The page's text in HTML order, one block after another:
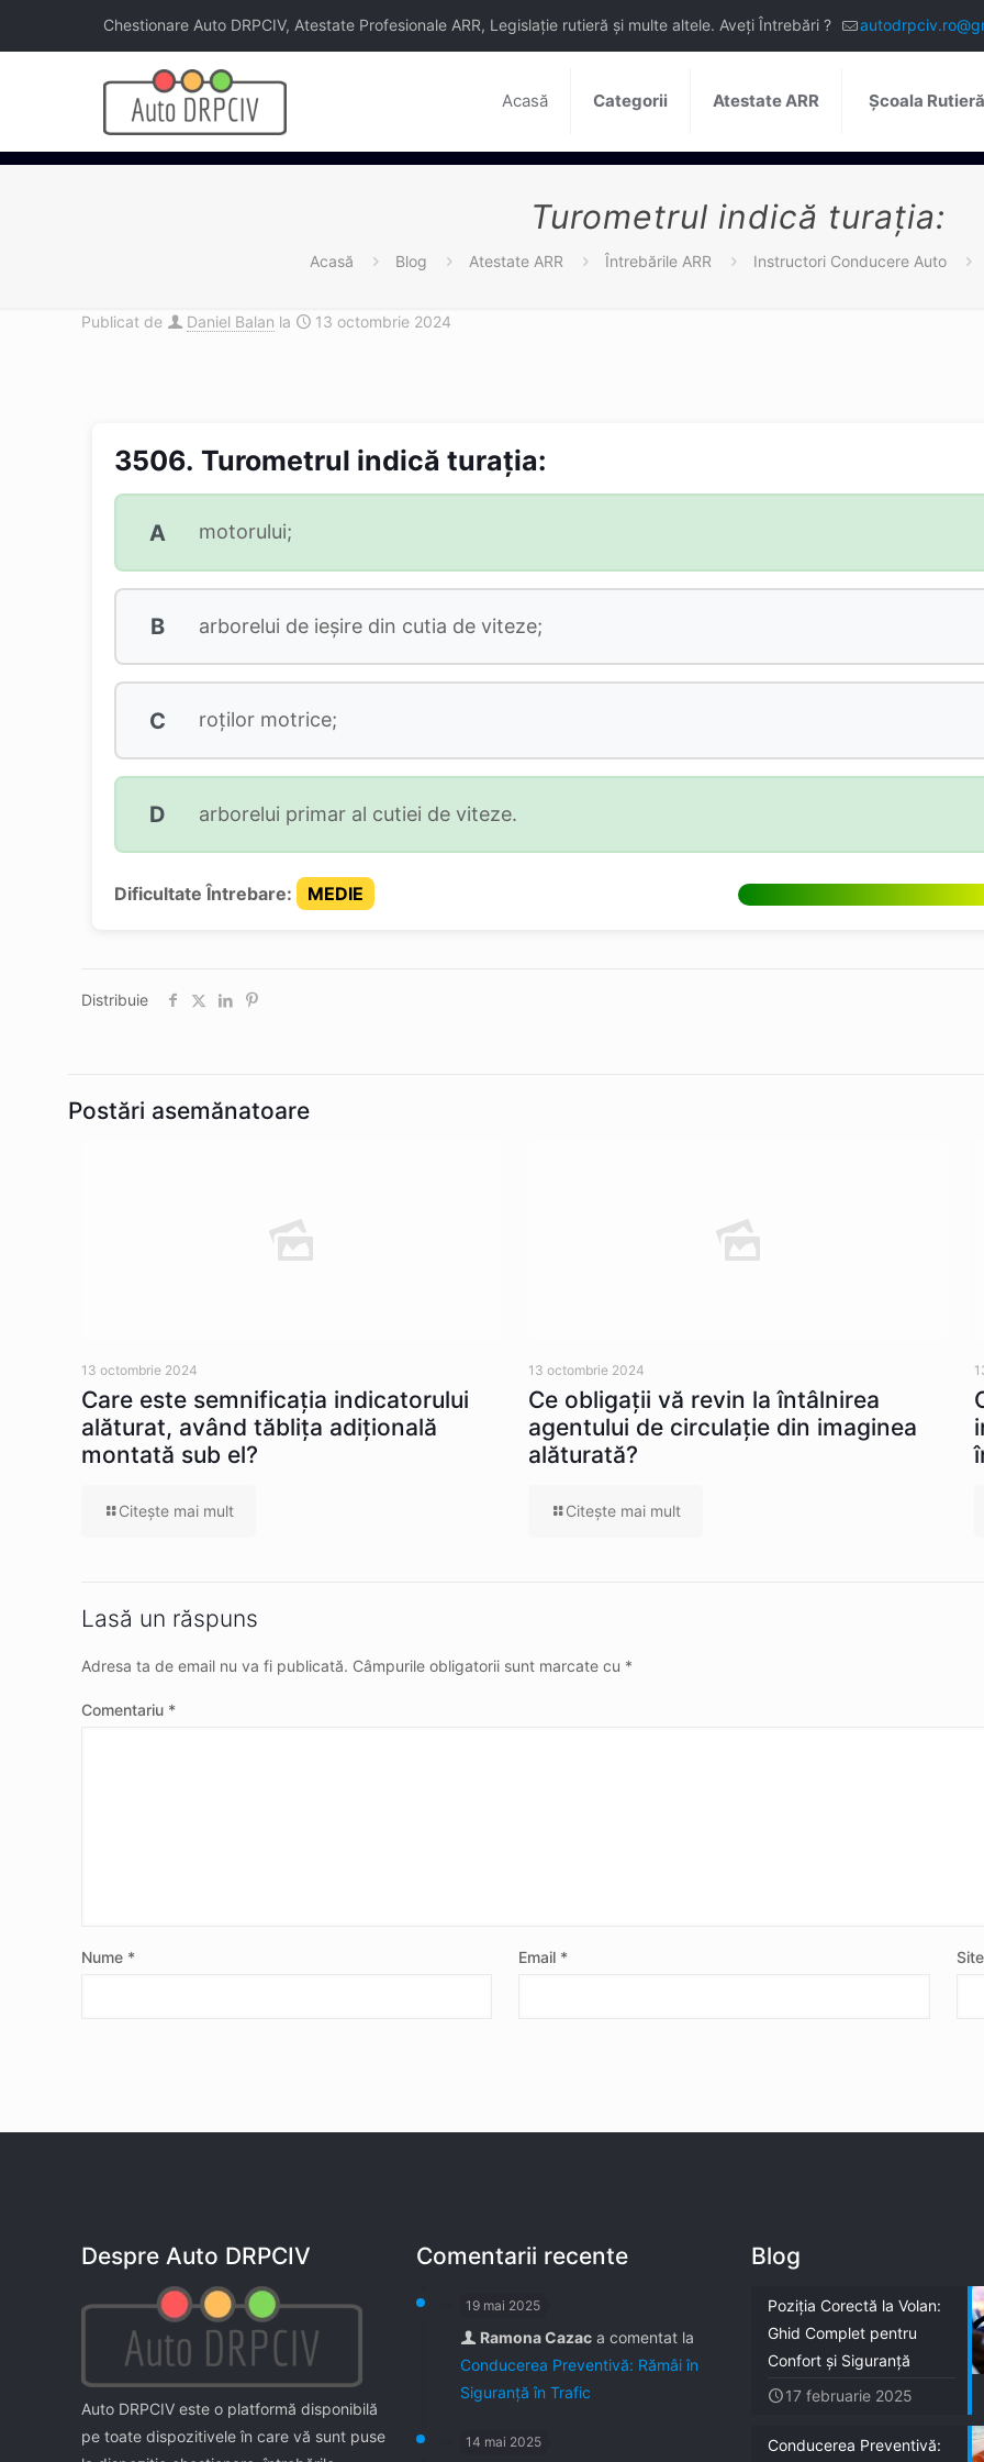
Chestionare Auto DRPCIV, Atestate Profesionale ARR, Legislație rutieră și multe altele. Aveți Întrebări ?
Acasă Categorii Atestate ARR Școala
Turometrul indică turaţia:
Acasă Blog Atestate ARR Întrebările ARR Instructori Conducere Auto
Publicat de Daniel Balan la 13 octombrie 2024
3506. Turometrul indică turaţia:
A motorului;
B arborelui de ieşire din cutia de viteze;
C roţilor motrice;
D arborelui primar al cutiei de viteze.
Dificultate Întrebare: MEDIE
Distribuie
Postări asemănatoare
13 octombrie 2024
Care este semnificația indicatorului
alăturat, având tăblița adițională
montată sub el?
Citeşte mai mult
13 octombrie 2024
Ce obligații vă revin la întâlnirea
agentului de circulație din imaginea
alăturată?
Citeşte mai mult
Lasă un răspuns
Adresa ta de email nu va fi publicată. Câmpurile obligatorii sunt marcate cu *
Comentariu *
Nume * Email *
Despre Auto DRPCIV
Auto DRPCIV este o platformă disponibilă
pe toate dispozitivele în care vă sunt puse
Comentarii recente
19 mai 2025
Ramona Cazac a comentat la
Conducerea Preventivă: Rămâi în
Siguranță în Trafic
14 mai 2025
Blog
Poziția Corectă la Volan:
Ghid Complet pentru
Confort și Siguranță
17 februarie 2025
Conducerea Preventivă: